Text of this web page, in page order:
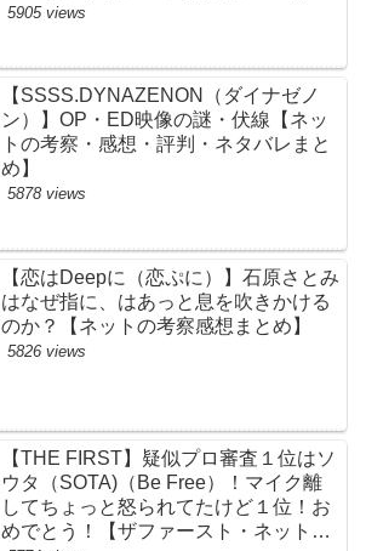
黒幕評判感想批判原作犯人キャスト脚
5905 views
【SSSS.DYNAZENON（ダイナゼノ
ン）】OP・ED映像の謎・伏線【ネッ
トの考察・感想・評判・ネタバレまと
め】
5878 views
【恋はDeepに（恋ぷに）】石原さとみ
はなぜ指に、はあっと息を吹きかける
のか？【ネットの考察感想まとめ】
5826 views
【THE FIRST】疑似プロ審査１位はソ
ウタ（SOTA)（Be Free）！マイク離
してちょっと怒られてたけど１位！お
めでとう！【ザファースト・ネットの